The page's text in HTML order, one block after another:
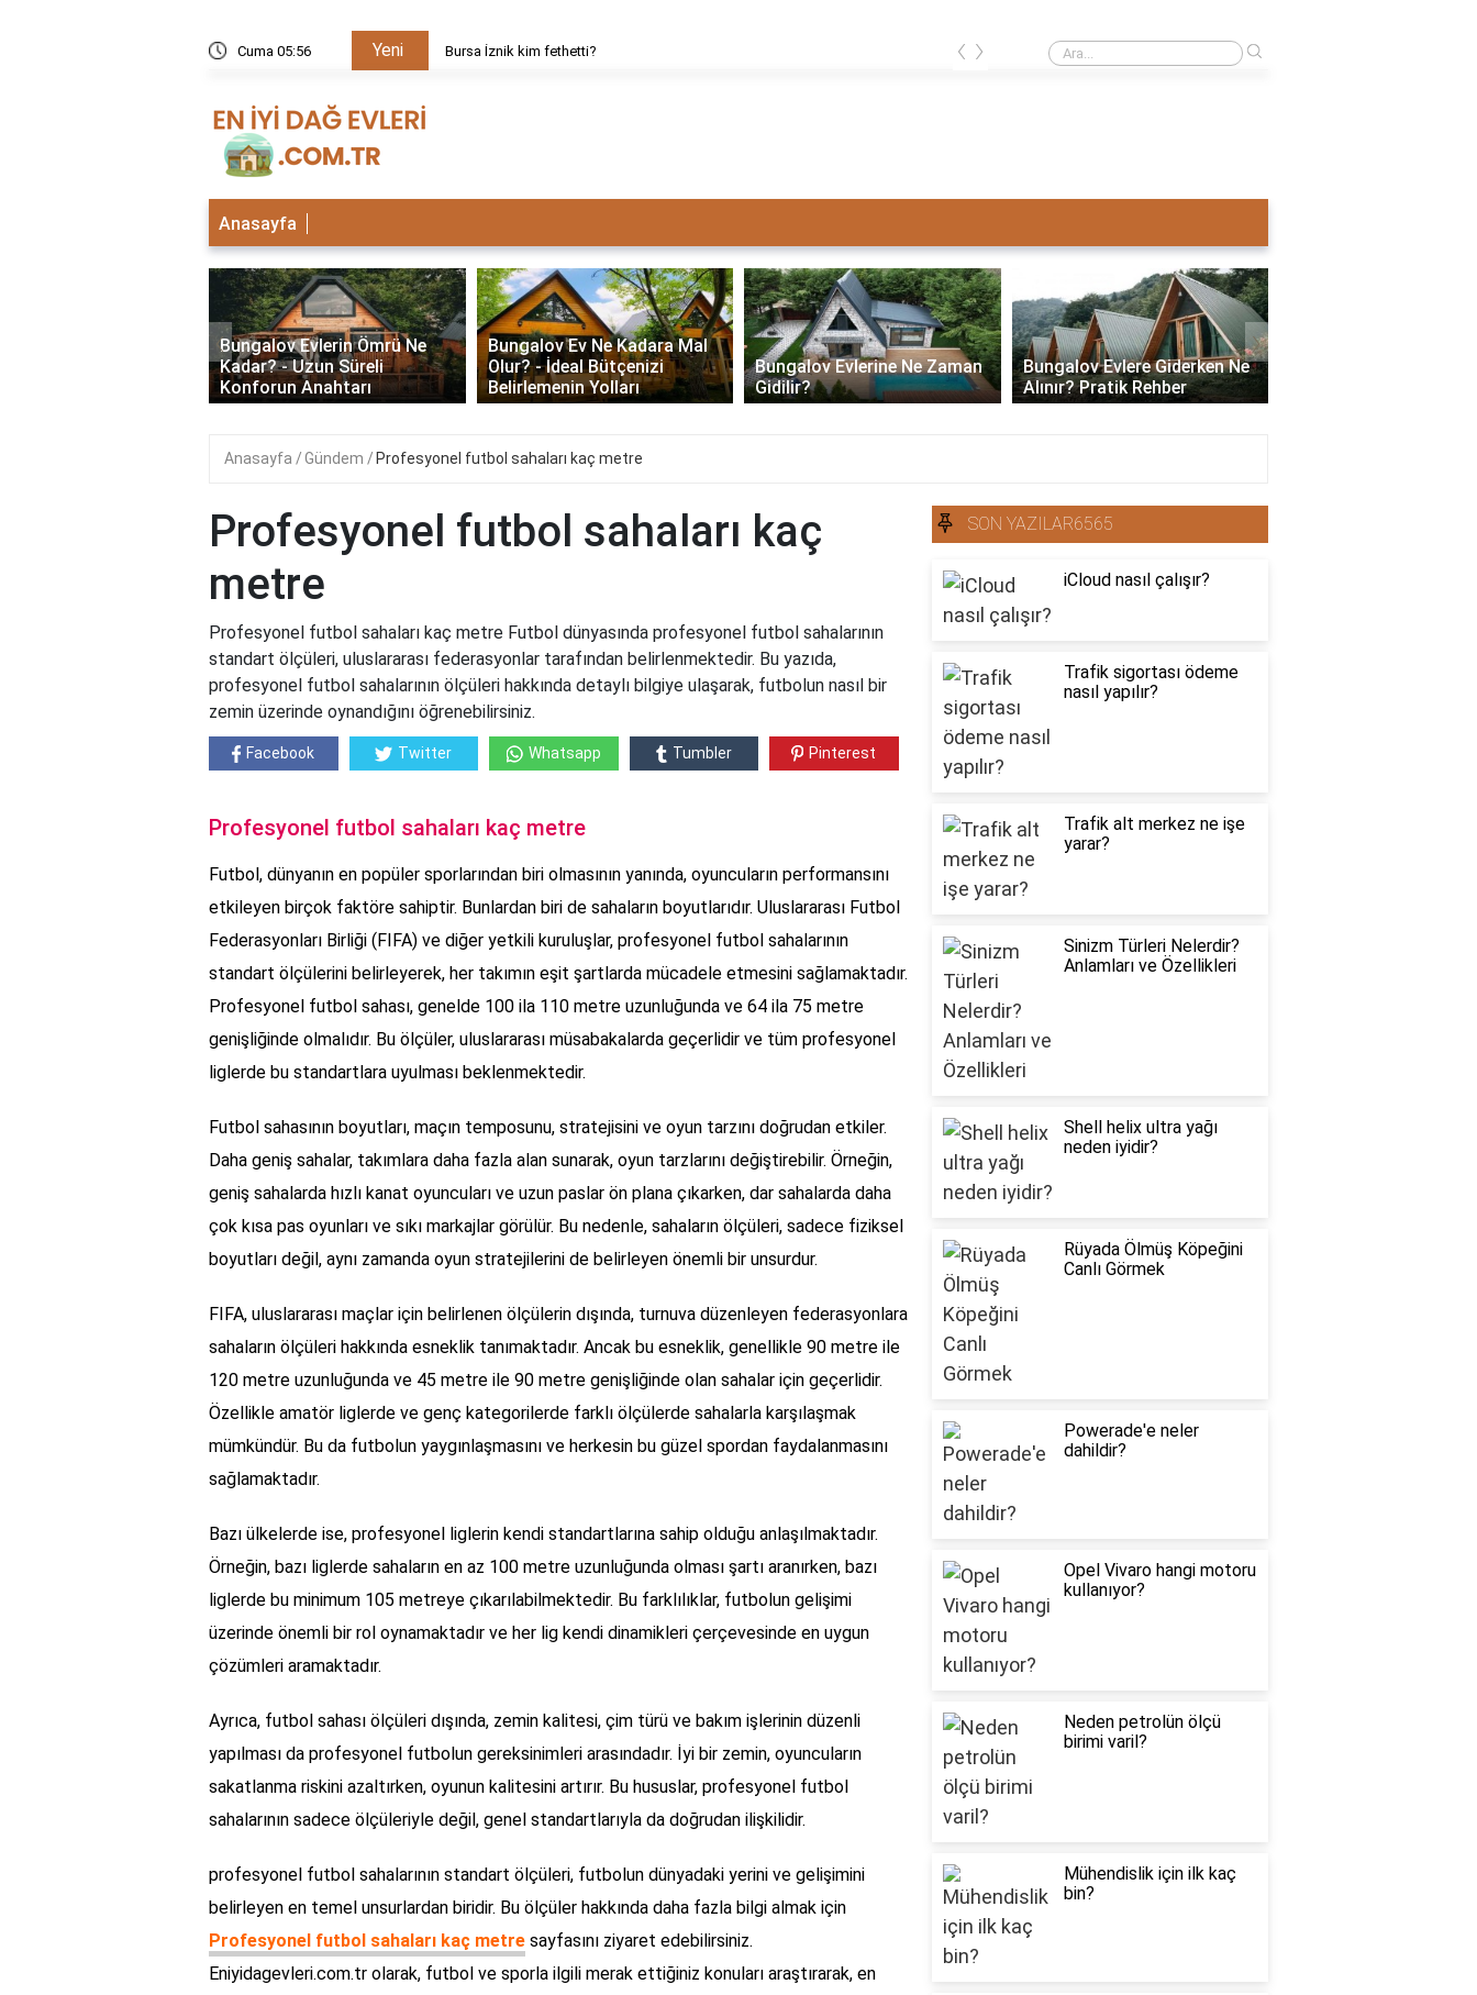
Cuma 05:56 Yeni Bursa İznik kim fethetti? Ahşap ev mi pahalı beton ev mi?
‹ ›
Anasayfa
Bungalov Evlerin Ömrü Ne
Kadar? - Uzun Süreli
Konforun Anahtarı
Bungalov Ev Ne Kadara Mal
Olur? - İdeal Bütçenizi
Belirlemenin Yolları
Bungalov Evlerine Ne Zaman
Gidilir?
Bungalov Evlere Giderken Ne
Alınır? Pratik Rehber
‹ ›
Anasayfa Gündem Profesyonel futbol sahaları kaç metre
Profesyonel futbol sahaları kaç
metre
Profesyonel futbol sahaları kaç metre Futbol dünyasında profesyonel futbol sahalarının
standart ölçüleri, uluslararası federasyonlar tarafından belirlenmektedir. Bu yazıda,
profesyonel futbol sahalarının ölçüleri hakkında detaylı bilgiye ulaşarak, futbolun nasıl bir
zemin üzerinde oynandığını öğrenebilirsiniz.
Facebook Twitter Whatsapp Tumbler Pinterest
Profesyonel futbol sahaları kaç metre
Futbol, dünyanın en popüler sporlarından biri olmasının yanında, oyuncuların performansını
etkileyen birçok faktöre sahiptir. Bunlardan biri de sahaların boyutlarıdır. Uluslararası Futbol
Federasyonları Birliği (FIFA) ve diğer yetkili kuruluşlar, profesyonel futbol sahalarının
standart ölçülerini belirleyerek, her takımın eşit şartlarda mücadele etmesini sağlamaktadır.
Profesyonel futbol sahası, genelde 100 ila 110 metre uzunluğunda ve 64 ila 75 metre
genişliğinde olmalıdır. Bu ölçüler, uluslararası müsabakalarda geçerlidir ve tüm profesyonel
liglerde bu standartlara uyulması beklenmektedir.
Futbol sahasının boyutları, maçın temposunu, stratejisini ve oyun tarzını doğrudan etkiler.
Daha geniş sahalar, takımlara daha fazla alan sunarak, oyun tarzlarını değiştirebilir. Örneğin,
geniş sahalarda hızlı kanat oyuncuları ve uzun paslar ön plana çıkarken, dar sahalarda daha
çok kısa pas oyunları ve sıkı markajlar görülür. Bu nedenle, sahaların ölçüleri, sadece fiziksel
boyutları değil, aynı zamanda oyun stratejilerini de belirleyen önemli bir unsurdur.
FIFA, uluslararası maçlar için belirlenen ölçülerin dışında, turnuva düzenleyen federasyonlara
sahaların ölçüleri hakkında esneklik tanımaktadır. Ancak bu esneklik, genellikle 90 metre ile
120 metre uzunluğunda ve 45 metre ile 90 metre genişliğinde olan sahalar için geçerlidir.
Özellikle amatör liglerde ve genç kategorilerde farklı ölçülerde sahalarla karşılaşmak
mümkündür. Bu da futbolun yaygınlaşmasını ve herkesin bu güzel spordan faydalanmasını
sağlamaktadır.
Bazı ülkelerde ise, profesyonel liglerin kendi standartlarına sahip olduğu anlaşılmaktadır.
Örneğin, bazı liglerde sahaların en az 100 metre uzunluğunda olması şartı aranırken, bazı
liglerde bu minimum 105 metreye çıkarılabilmektedir. Bu farklılıklar, futbolun gelişimi
üzerinde önemli bir rol oynamaktadır ve her lig kendi dinamikleri çerçevesinde en uygun
çözümleri aramaktadır.
Ayrıca, futbol sahası ölçüleri dışında, zemin kalitesi, çim türü ve bakım işlerinin düzenli
yapılması da profesyonel futbolun gereksinimleri arasındadır. İyi bir zemin, oyuncuların
sakatlanma riskini azaltırken, oyunun kalitesini artırır. Bu hususlar, profesyonel futbol
sahalarının sadece ölçüleriyle değil, genel standartlarıyla da doğrudan ilişkilidir.
profesyonel futbol sahalarının standart ölçüleri, futbolun dünyadaki yerini ve gelişimini
belirleyen en temel unsurlardan biridir. Bu ölçüler hakkında daha fazla bilgi almak için
Profesyonel futbol sahaları kaç metre sayfasını ziyaret edebilirsiniz.
Eniyidagevleri.com.tr olarak, futbol ve sporla ilgili merak ettiğiniz konuları araştırarak, en
SON YAZILAR6565
iCloud nasıl çalışır?
Trafik sigortası ödeme
nasıl yapılır?
Trafik alt merkez ne işe
yarar?
Sinizm Türleri Nelerdir?
Anlamları ve Özellikleri
Shell helix ultra yağı
neden iyidir?
Rüyada Ölmüş Köpeğini
Canlı Görmek
Powerade'e neler
dahildir?
Opel Vivaro hangi motoru
kullanıyor?
Neden petrolün ölçü
birimi varil?
Mühendislik için ilk kaç
bin?